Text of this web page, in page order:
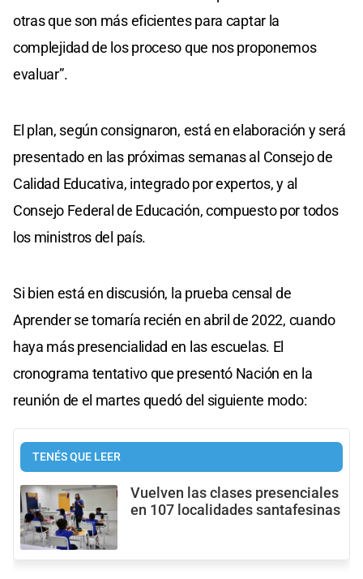
otras que son más eficientes para captar la
complejidad de los proceso que nos proponemos
evaluar”.
El plan, según consignaron, está en elaboración y será
presentado en las próximas semanas al Consejo de
Calidad Educativa, integrado por expertos, y al
Consejo Federal de Educación, compuesto por todos
los ministros del país.
Si bien está en discusión, la prueba censal de
Aprender se tomaría recién en abril de 2022, cuando
haya más presencialidad en las escuelas. El
cronograma tentativo que presentó Nación en la
reunión de el martes quedó del siguiente modo:
TENÉS QUE LEER
Vuelven las clases presenciales
en 107 localidades santafesinas